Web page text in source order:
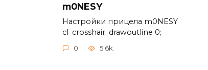
m0NESY
Настройки прицела m0NESY
cl_crosshair_drawoutline 0;
0 5.6k.